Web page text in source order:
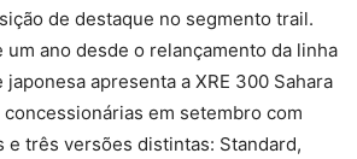
de destaque no segmento trail.
um ano desde o relançamento da linha
japonesa apresenta a XRE 300 Sahara
concessionárias em setembro com
e três versões distintas: Standard,